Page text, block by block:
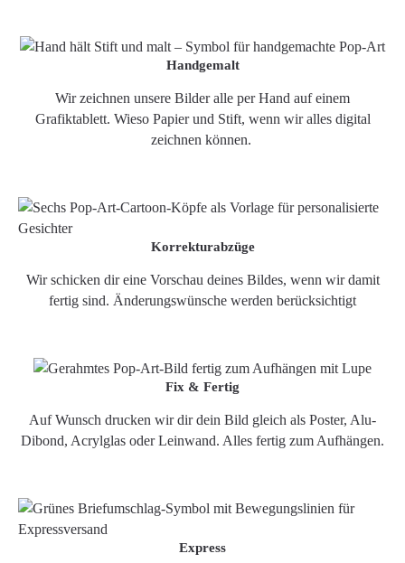
Handgemalt
Wir zeichnen unsere Bilder alle per Hand auf einem
Grafiktablett. Wieso Papier und Stift, wenn wir alles digital
zeichnen können.
Korrekturabzüge
Wir schicken dir eine Vorschau deines Bildes, wenn wir damit
fertig sind. Änderungswünsche werden berücksichtigt
Fix & Fertig
Auf Wunsch drucken wir dir dein Bild gleich als Poster, Alu-
Dibond, Acrylglas oder Leinwand. Alles fertig zum Aufhängen.
Express